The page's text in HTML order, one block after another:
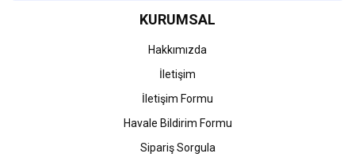
KURUMSAL
Hakkımızda
İletişim
İletişim Formu
Havale Bildirim Formu
Sipariş Sorgula